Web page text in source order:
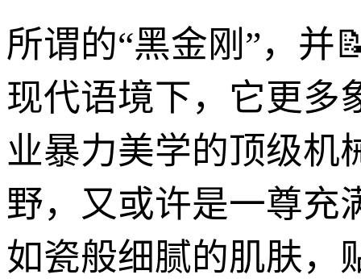
所谓的“黑金刚”，并
现代语境下，它更多
业暴力美学的顶级
野，又或许是一尊充
如瓷般细腻的肌肤，